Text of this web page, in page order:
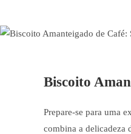
Biscoito
Prepare-se para uma
combina a delicadeza